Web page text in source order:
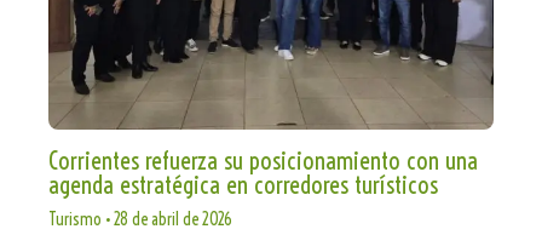
Corrientes refuerza su posicionamiento con una
agenda estratégica en corredores turísticos
Turismo •28 de abril de 2026